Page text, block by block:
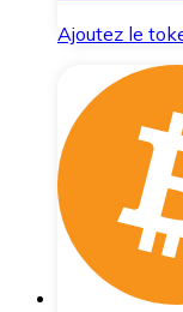
Ajoutez le